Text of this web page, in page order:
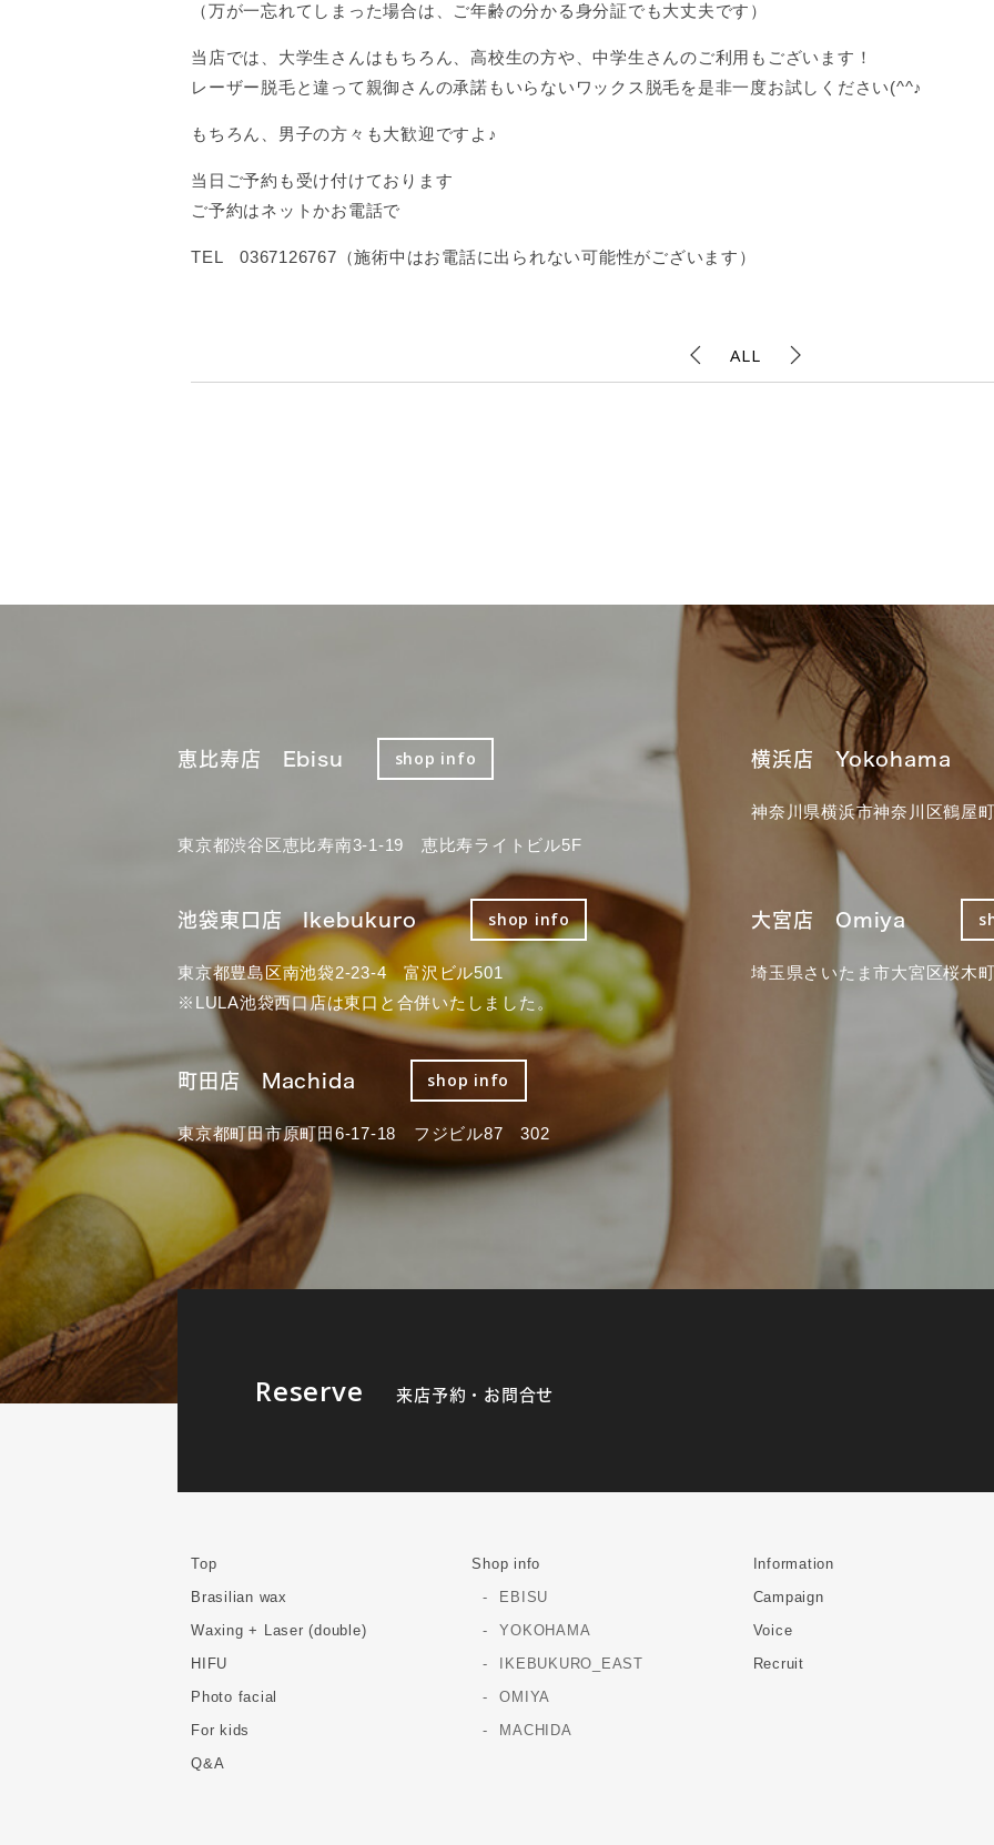
（万が一忘れてしまった場合は、ご年齢の分かる身分証でも大丈夫です）
当店では、大学生さんはもちろん、高校生の方や、中学生さんのご利用もございます！
レーザー脱毛と違って親御さんの承諾もいらないワックス脱毛を是非一度お試しください(^^♪
もちろん、男子の方々も大歓迎ですよ♪
当日ご予約も受け付けております
ご予約はネットかお電話で
TEL 0367126767（施術中はお電話に出られない可能性がございます）
ALL
恵比寿店 Ebisu shop info
東京都渋谷区恵比寿南3-1-19 恵比寿ライトビル5F
横浜店 Yokohama
神奈川県横浜市神奈川区鶴屋
池袋東口店 Ikebukuro shop info
東京都豊島区南池袋2-23-4 富沢ビル501
※LULA池袋西口店は東口と合併いたしました。
大宮店 Omiya
埼玉県さいたま市大宮区桜木
町田店 Machida shop info
東京都町田市原町田6-17-18 フジビル87 302
Reserve 来店予約・お問合せ
Top
Brasilian wax
Waxing + Laser (double)
HIFU
Photo facial
For kids
Q&A
Shop info
EBISU
YOKOHAMA
IKEBUKURO_EAST
OMIYA
MACHIDA
Information
Campaign
Voice
Recruit